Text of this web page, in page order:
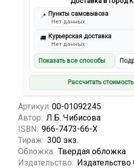
📍 Пункты самовывоза
Нет данных
🚚 Курьерская доставка
Нет данных
Показать все способы
Рассчитать
Артикул: 00-01092245
Автор: Л.Б. Чибисова
ISBN: 966-7473-66-X
Тираж: 300 экз.
Обложка: Твердая обложка
Издательство: